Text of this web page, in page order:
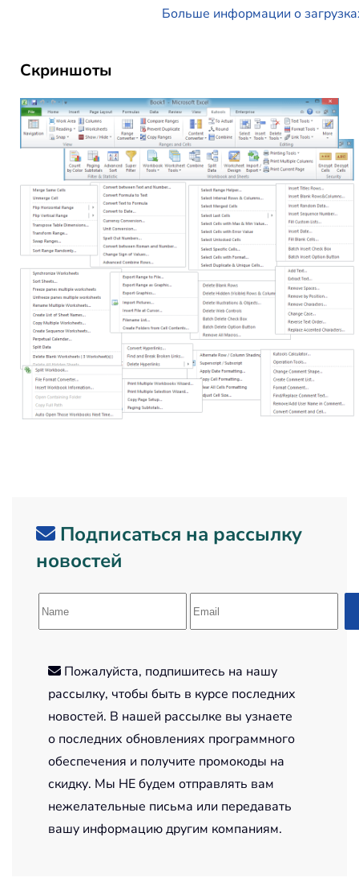
Больше информации о
Скриншоты
Подписаться на рассылку
новостей
Пожалуйста, подпишитесь на нашу
рассылку, чтобы быть в курсе последних
новостей. В нашей рассылке вы узнаете
о последних обновлениях программного
обеспечения и получите промокоды на
скидку. Мы НЕ будем отправлять вам
нежелательные письма или передавать
вашу информацию другим компаниям.